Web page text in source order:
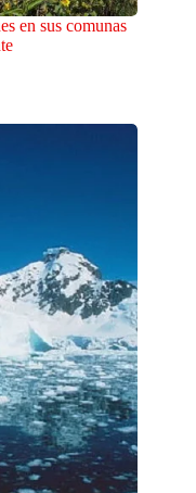
en sus comunas